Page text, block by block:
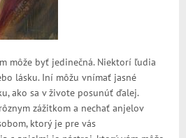
môže byť jedinečná. Niektorí ľudia
lásku. Iní môžu vnímať jasné
ako sa v živote posunúť ďalej.
zážitkom a nechať anjelov
ktorý je pre vás